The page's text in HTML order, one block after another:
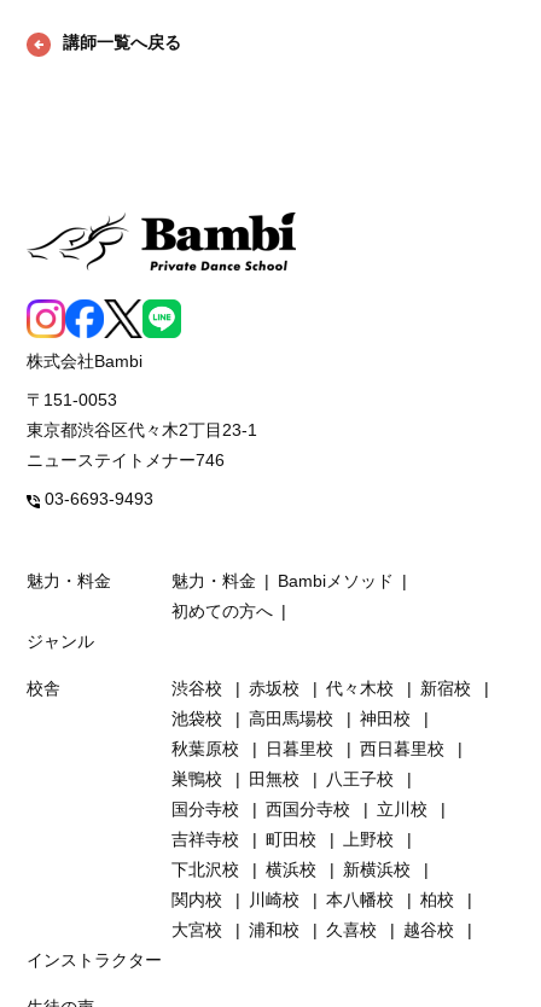
講師一覧へ戻る
株式会社Bambi
〒151-0053
東京都渋谷区代々木2丁目23-1
ニューステイトメナー746
03-6693-9493
魅力・料金 魅力・料金
Bambiメソッド
初めての方へ
ジャンル
校舎 渋谷校 赤坂校 代々木校
新宿校
池袋校
高田馬場校
神田校
秋葉原校
日暮里校
西日暮里校
巣鴨校
田無校
八王子校
国分寺校
西国分寺校
立川校
吉祥寺校
町田校
上野校
下北沢校
横浜校
新横浜校
関内校
川崎校 本八幡校
柏校
大宮校
浦和校 久喜校
越谷校
インストラクター